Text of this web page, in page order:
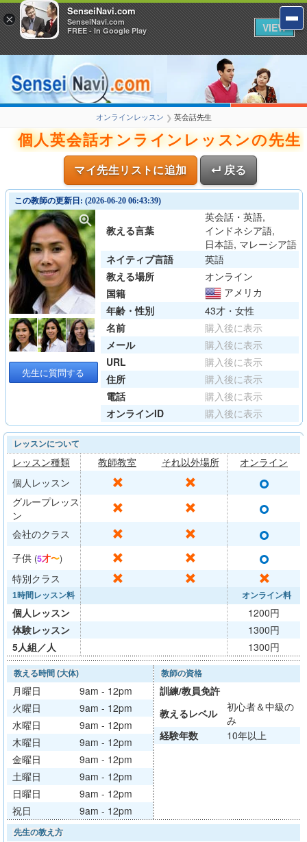
オンラインレッスン ❯ 英会話先生
個人英会話オンラインレッスンの先生
マイ先生リストに追加 ↵ 戻る
この教師の更新日: (2026-06-20 06:43:39)
先生に質問する
教える言葉
英会話・英語,
インドネシア語,
日本語, マレーシア語
ネイティブ言語
英語
教える場所
オンライン
国籍
アメリカ
年齢・性別
43才・女性
名前
購入後に表示
メール
購入後に表示
URL
購入後に表示
住所
購入後に表示
電話
購入後に表示
オンラインID
購入後に表示
レッスンについて
レッスン種類 教師教室 それ以外場所
オンライン
個人レッスン
✕ ✕ ○
グループレッス
ン
✕ ✕ ○
会社のクラス ✕ ✕ ○
子供 (5才〜) ✕ ✕ ○
特別クラス ✕ ✕ ✕
1時間レッスン料 オンライン料
個人レッスン
1200円
体験レッスン
1300円
5人組／人
1300円
教える時間 (大体)
月曜日
9am - 12pm
火曜日
9am - 12pm
水曜日
9am - 12pm
木曜日
9am - 12pm
金曜日
9am - 12pm
土曜日
9am - 12pm
日曜日
9am - 12pm
祝日
9am - 12pm
教師の資格
訓練/教員免許
教えるレベル
初心者＆中級の
み
経験年数
10年以上
先生の教え方
×
SenseiNavi.com
SenseiNavi.com
FREE - In Google Play
VIEW